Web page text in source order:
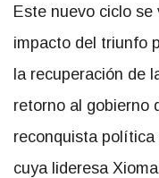
Este nuevo ciclo se
impacto del triunfo
la recuperación de
retorno al gobierno
reconquista política
cuya lideresa